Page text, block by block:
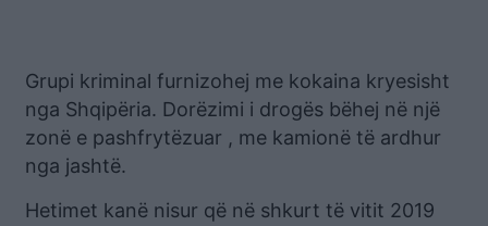
Grupi kriminal furnizohej me kokaina kryesisht
nga Shqipëria. Dorëzimi i drogës bëhej në një
zonë e pashfrytëzuar , me kamionë të ardhur
nga jashtë.
Hetimet kanë nisur që në shkurt të vitit 2019